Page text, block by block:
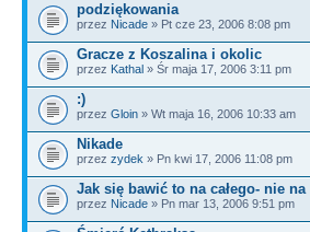
podziękowania
przez Nicade » Pt cze 23, 2006 8:08 pm
Gracze z Koszalina i okolic
przez Kathal » Śr maja 17, 2006 3:11 pm
:)
przez Gloin » Wt maja 16, 2006 10:33 am
Nikade
przez zydek » Pn kwi 17, 2006 11:08 pm
Jak się bawić to na całego- nie
przez Nicade » Pn mar 13, 2006 9:51 pm